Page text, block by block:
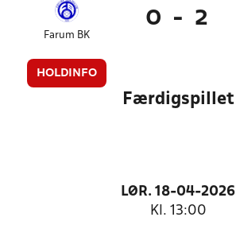
Farum BK
HOLDINFO
0 - 2
Færdigspillet
LØR. 18-04-2026
Kl. 13:00